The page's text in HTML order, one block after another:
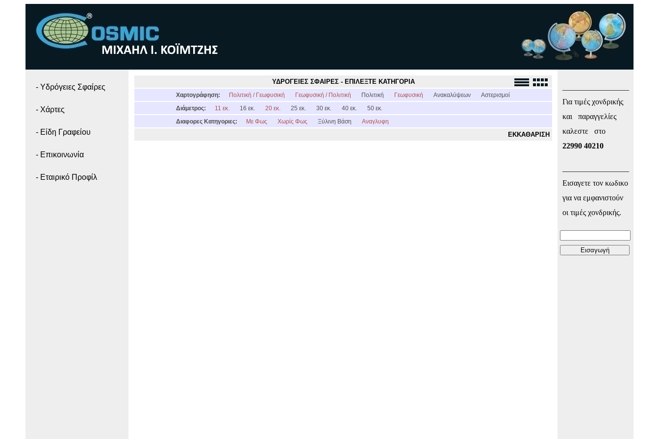
- Yδρόγειες Σφαίρες
- Χάρτες
- Είδη Γραφείου
- Επικοινωνία
- Εταιρικό Προφίλ
ΥΔΡΟΓΕΙΕΣ ΣΦΑΙΡΕΣ - ΕΠΙΛΕΞΤΕ ΚΑΤΗΓΟΡΙΑ
Χαρτογράφηση: Πολιτική / Γεωφυσική Γεωφυσική / Πολιτική Πολιτική Γεωφυσική Ανακαλύψεων
Αστερισμοί
Διάμετρος:
11 εκ. 16 εκ. 20 εκ. 25 εκ. 30 εκ. 40 εκ.
50 εκ.
Διαφορες Κατηγοριες:
Με Φως Χωρίς Φως Ξύλινη Βάση Αναγλυφη
ΕΚΚΑΘΑΡΙΣΗ
Για τιμές χονδρικής
και παραγγελίες
καλεστε στο
22990 40210
Εισαγετε τον κωδικο
για να εμφανιστούν
οι τιμές χονδρικής.